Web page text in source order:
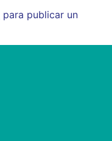
para publicar un